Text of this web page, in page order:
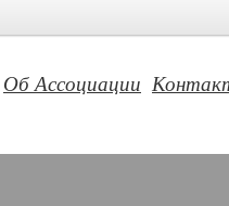
Об Ассоциации